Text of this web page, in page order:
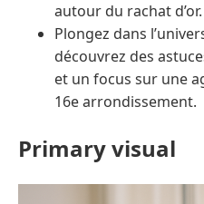
autour du rachat d’or.
Plongez dans
découvrez des
et un focus sur une
16e arrondissement.
Primary visual